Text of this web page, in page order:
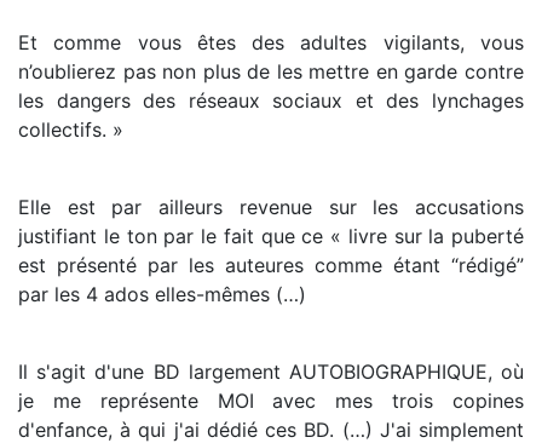
Et comme vous êtes des adultes vigilants, vous
n’oublierez pas non plus de les mettre en garde contre
les dangers des réseaux sociaux et des lynchages
collectifs. »
Elle est par ailleurs revenue sur les accusations
justifiant le ton par le fait que ce « livre sur la puberté
est présenté par les auteures comme étant “rédigé”
par les 4 ados elles-mêmes (…)
Il s'agit d'une BD largement AUTOBIOGRAPHIQUE, où
je me représente MOI avec mes trois copines
d'enfance, à qui j'ai dédié ces BD. (…) J'ai simplement